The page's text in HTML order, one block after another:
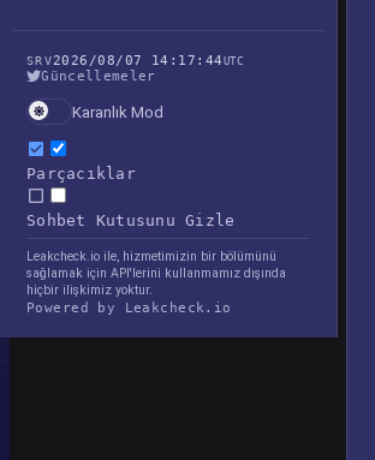
SRV2026/08/07 14:17:44UTC
Güncellemeler
Karanlık Mod
Parçacıklar
Sohbet Kutusunu Gizle
Leakcheck.io ile, hizmetimizin bir bölümünü
sağlamak için API'lerini kullanmamız dışında
hiçbir ilişkimiz yoktur.
Powered by Leakcheck.io